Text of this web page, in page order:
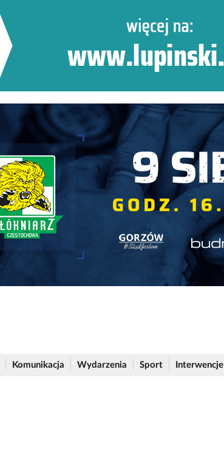
Komunikacja Wydarzenia Sport Interwencje